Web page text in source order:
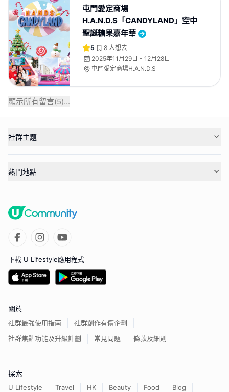
屯門愛定商場
H.A.N.D.S「CANDYLAND」空中
聖誕糖果嘉年華
5 8 人想去
2025年11月29日 - 12月28日
屯門愛定商場H.A.N.D.S
顯示所有留言(5)...
社群主題
熱門地點
下載 U Lifestyle應用程式
關於
社群最強使用指南
社群創作有價企劃
社群焦點功能及升級計劃
常見問題 條款及細則
探索
U Lifestyle Travel HK Beauty Food Blog